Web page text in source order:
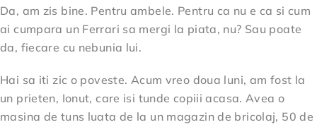
Da, am zis bine. Pentru ambele. Pentru ca nu e ca si cum
ai cumpara un Ferrari sa mergi la piata, nu? Sau poate
da, fiecare cu nebunia lui.
Hai sa iti zic o poveste. Acum vreo doua luni, am fost la
un prieten, Ionut, care isi tunde copiii acasa. Avea o
masina de tuns luata de la un magazin de bricolaj, 50 de